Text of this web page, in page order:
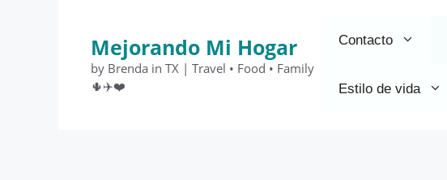
Mejorando Mi Hogar
by Brenda in TX | Travel • Food • Family
🌵✈️❤️
Contacto
Estilo de vida